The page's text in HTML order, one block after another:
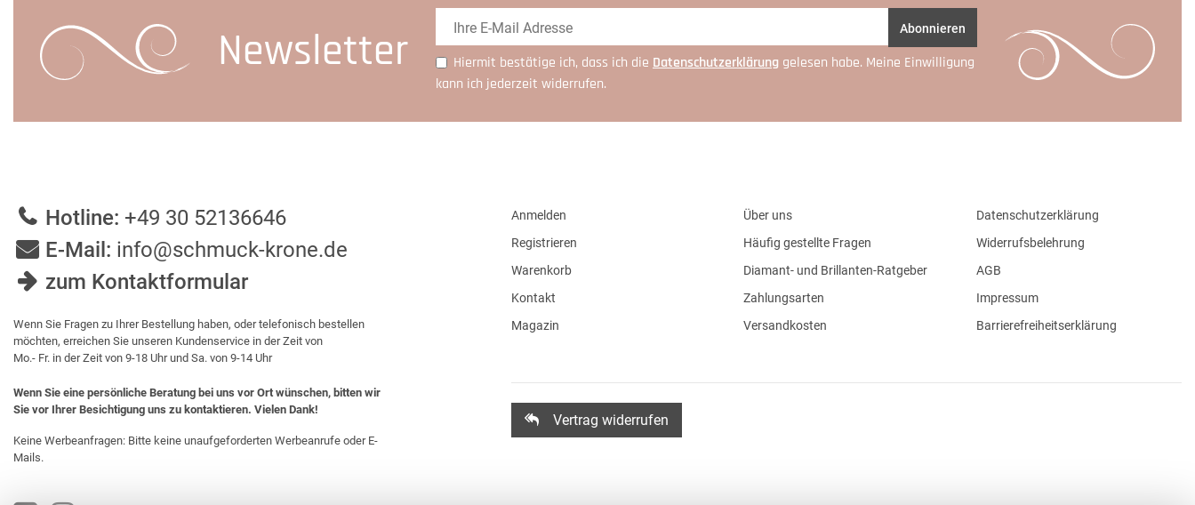
Newsletter Abonnieren
Hiermit bestätige ich, dass ich die Daten­schutz­erklärung gelesen habe. Meine Einwilligung
kann ich jederzeit widerrufen.
Hotline: +49 30 52136646
E-Mail: info@schmuck-krone.de
zum Kontaktformular
Wenn Sie Fragen zu Ihrer Bestellung haben, oder telefonisch bestellen
möchten, erreichen Sie unseren Kundenservice in der Zeit von
Mo.- Fr. in der Zeit von 9-18 Uhr und Sa. von 9-14 Uhr
Wenn Sie eine persönliche Beratung bei uns vor Ort wünschen, bitten wir
Sie vor Ihrer Besichtigung uns zu kontaktieren. Vielen Dank!
Keine Werbeanfragen: Bitte keine unaufgeforderten Werbeanrufe oder E-
Mails.
Anmelden
Registrieren
Warenkorb
Kontakt
Magazin
Über uns
Häufig gestellte Fragen
Diamant- und Brillanten-Ratgeber
Zahlungsarten
Versandkosten
Datenschutzerklärung
Widerrufsbelehrung
AGB
Impressum
Barrierefreiheitserklärung
Vertrag widerrufen